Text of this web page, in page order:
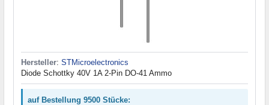
Hersteller: STMicroelectronics
Diode Schottky 40V 1A 2-Pin DO-41 Ammo
auf Bestellung 9500 Stücke: